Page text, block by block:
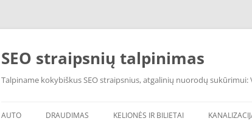
Skip
SEO straipsnių talpinimas
Talpiname kokybiškus SEO straipsnius, atgalinių nuorodų
AUTO DRAUDIMAS KELIONĖS IR BILIETAI